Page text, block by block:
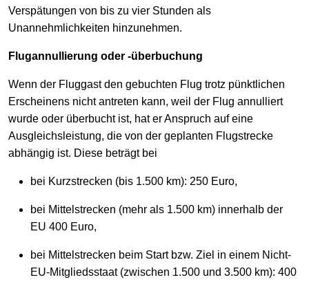
Verspätungen von bis zu vier Stunden als
Unannehmlichkeiten hinzunehmen.
Flugannullierung oder -überbuchung
Wenn der Fluggast den gebuchten Flug trotz pünktlichen
Erscheinens nicht antreten kann, weil der Flug annulliert
wurde oder überbucht ist, hat er Anspruch auf eine
Ausgleichsleistung, die von der geplanten Flugstrecke
abhängig ist. Diese beträgt bei
bei Kurzstrecken (bis 1.500 km): 250 Euro,
bei Mittelstrecken (mehr als 1.500 km) innerhalb der
EU 400 Euro,
bei Mittelstrecken beim Start bzw. Ziel in einem Nicht-
EU-Mitgliedsstaat (zwischen 1.500 und 3.500 km): 400